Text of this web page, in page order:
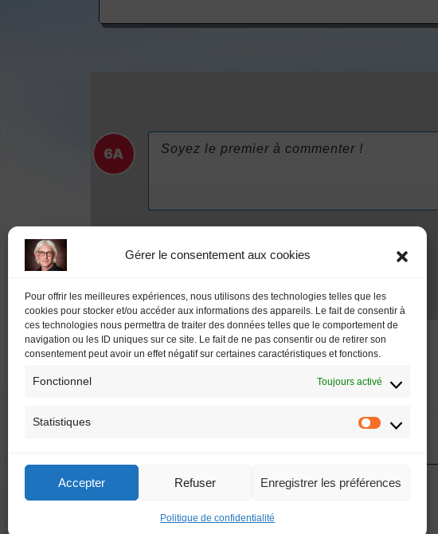
Gérer le consentement aux cookies
Pour offrir les meilleures expériences, nous utilisons des technologies telles que les
cookies pour stocker et/ou accéder aux informations des appareils. Le fait de consentir à
ces technologies nous permettra de traiter des données telles que le comportement de
navigation ou les ID uniques sur ce site. Le fait de ne pas consentir ou de retirer son
consentement peut avoir un effet négatif sur certaines caractéristiques et fonctions.
Fonctionnel Toujours activé
Statistiques
Accepter Refuser Enregistrer les préférences
Politique de confidentialité
COMMENTAIRES
Mon compte Newsletter